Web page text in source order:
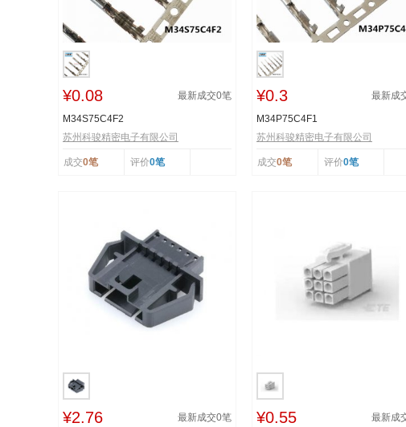
¥0.08 最新成交0笔
M34S75C4F2
苏州科骏精密电子有限公司
成交0笔 评价0笔
¥0.3 最新成
M34P75C4F1
苏州科骏精密电子有限公司
成交0笔 评价0笔
¥2.76 最新成交0笔 ¥0.55 最新成